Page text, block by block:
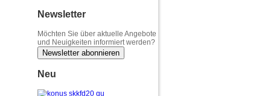
Newsletter
Möchten Sie über aktuelle Angebote
und Neuigkeiten informiert werden?
Newsletter abonnieren
Neu